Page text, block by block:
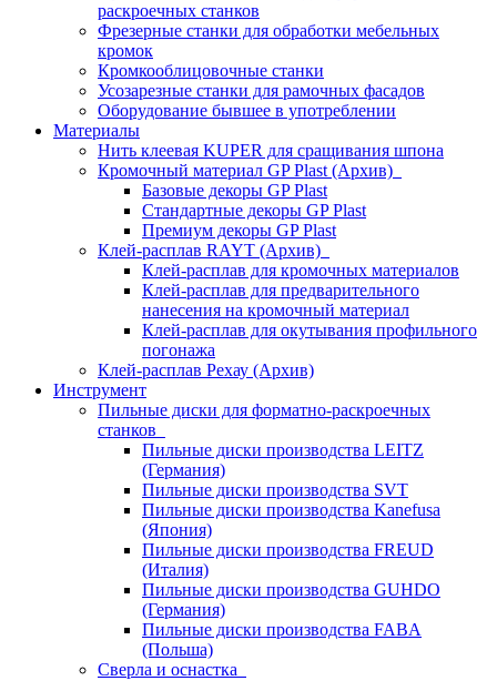
раскроечных станков
Фрезерные станки для обработки мебельных
кромок
Кромкооблицовочные станки
Усозарезные станки для рамочных фасадов
Оборудование бывшее в употреблении
Материалы
Нить клеевая KUPER для сращивания шпона
Кромочный материал GP Plast (Архив)
Базовые декоры GP Plast
Стандартные декоры GP Plast
Премиум декоры GP Plast
Клей-расплав RAYT (Архив)
Клей-расплав для кромочных материалов
Клей-расплав для предварительного
нанесения на кромочный материал
Клей-расплав для окутывания профильного
погонажа
Клей-расплав Рехау (Архив)
Инструмент
Пильные диски для форматно-раскроечных
станков
Пильные диски производства LEITZ
(Германия)
Пильные диски производства SVT
Пильные диски производства Kanefusa
(Япония)
Пильные диски производства FREUD
(Италия)
Пильные диски производства GUHDO
(Германия)
Пильные диски производства FABA
(Польша)
Сверла и оснастка